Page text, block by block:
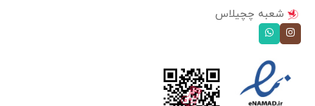
شعبه چچیلاس